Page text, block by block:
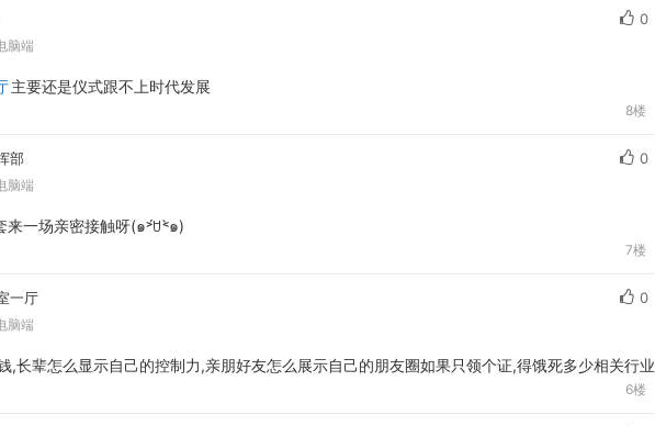
0
脑端
主要还是仪式跟不上时代发展
8楼
0
部
脑端
一场亲密接触呀(๑˃́ꇴ˂̀๑)
7楼
0
一厅
脑端
,长辈怎么显示自己的控制力,亲朋好友怎么展示自己的朋友圈如果只领个证,得饿死多少相关行业
6楼